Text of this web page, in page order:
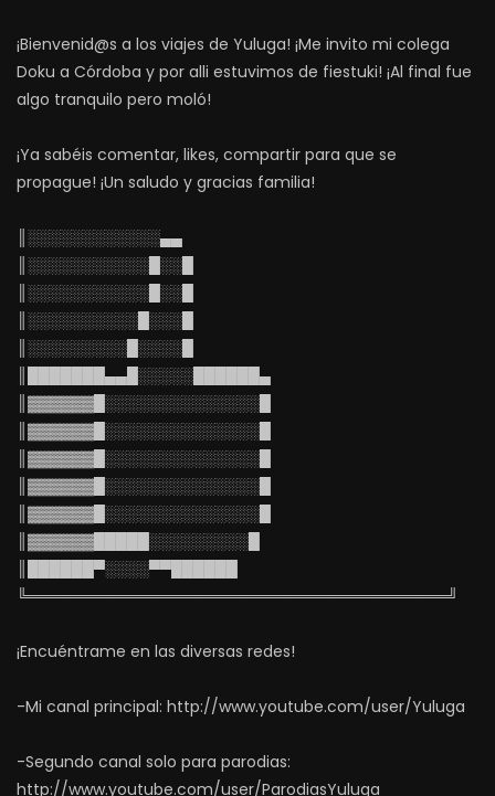
¡Bienvenid@s a los viajes de Yuluga! ¡Me invito mi colega
Doku a Córdoba y por alli estuvimos de fiestuki! ¡Al final fue
algo tranquilo pero moló!
¡Ya sabéis comentar, likes, compartir para que se
propague! ¡Un saludo y gracias familia!
║░░░░░░░░░░░░▄▄
║░░░░░░░░░░░█░░█
║░░░░░░░░░░░█░░█
║░░░░░░░░░░█░░░█
║░░░░░░░░░█░░░░█
║███████▄▄█░░░░░██████▄
║▓▓▓▓▓▓█░░░░░░░░░░░░░░█
║▓▓▓▓▓▓█░░░░░░░░░░░░░░█
║▓▓▓▓▓▓█░░░░░░░░░░░░░░█
║▓▓▓▓▓▓█░░░░░░░░░░░░░░█
║▓▓▓▓▓▓█░░░░░░░░░░░░░░█
║▓▓▓▓▓▓█████░░░░░░░░░█
║██████▀░░░░▀▀██████
╚══════════════════════════════════════╝
¡Encuéntrame en las diversas redes!
-Mi canal principal: http://www.youtube.com/user/Yuluga
-Segundo canal solo para parodias:
http://www.youtube.com/user/ParodiasYuluga